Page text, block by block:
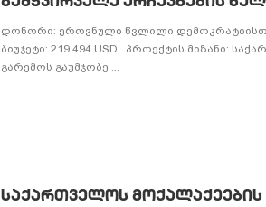
დონორი: ეროვნული წვლილი
ბიუჯეტი: 219,494 USD პროექტის მიზანი:
გარემოს გაუმჯობე ...
საქართველოს